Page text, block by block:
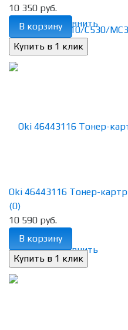
избранное сравнить
10 350 руб.
В корзину
избранное сравнить
Oki 46443116 Тонер-
(0)
10 590 руб.
В корзину